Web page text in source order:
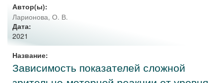
Автор(ы):
Ларионова, О. В.
Дата:
2021
Название:
Зависимость показателей сложной